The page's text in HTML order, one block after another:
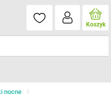
Koszyk
nocne